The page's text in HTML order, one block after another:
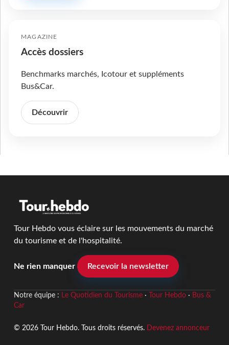
MAGAZINE
Accès dossiers
Benchmarks marchés, Icotour et suppléments
Bus&Car.
Découvrir
Tour Hebdo vous éclaire sur les mouvements du marché
du tourisme et de l'hospitalité.
Ne rien manquer Recevoir la newsletter
Notre équipe : Le Quotidien du Tourisme· Tour Hebdo· Bus &
Car
© 2026 Tour Hebdo. Tous droits réservés. Devenez annonceur